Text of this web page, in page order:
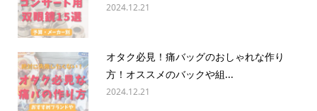
2024.12.21
オタク必見！痛バッグのおしゃれな作り
方！オススメのバックや組...
2024.12.21